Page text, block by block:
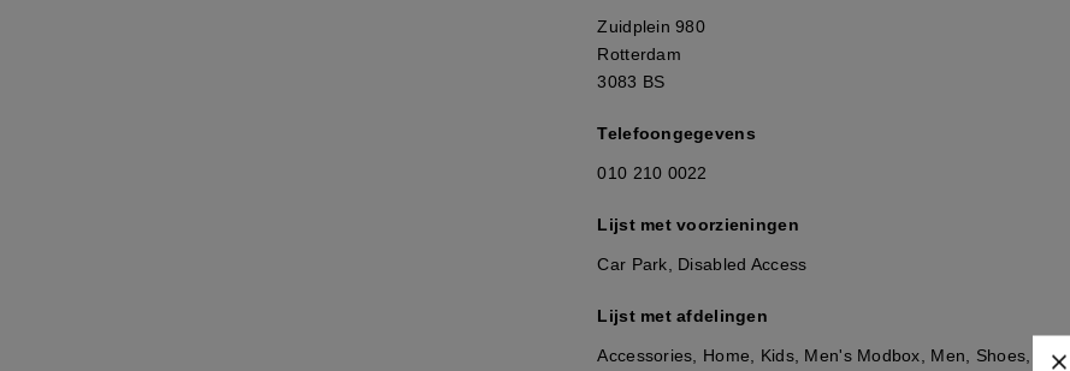
Zuidplein 980
Rotterdam
3083 BS
Telefoongegevens
010 210 0022
Lijst met voorzieningen
Car Park, Disabled Access
Lijst met afdelingen
Accessories, Home, Kids, Men's Modbox, Men, Shoes, Toys,